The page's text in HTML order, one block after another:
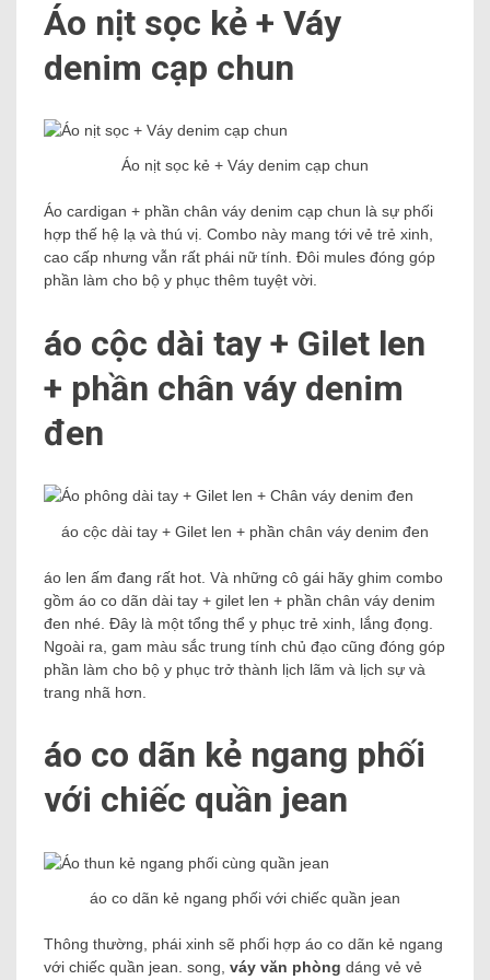
Áo nịt sọc kẻ + Váy
denim cạp chun
Áo nịt sọc kẻ + Váy denim cạp chun
Áo cardigan + phần chân váy denim cạp chun là sự phối
hợp thế hệ lạ và thú vị. Combo này mang tới vẻ trẻ xinh,
cao cấp nhưng vẫn rất phái nữ tính. Đôi mules đóng góp
phần làm cho bộ y phục thêm tuyệt vời.
áo cộc dài tay + Gilet len ​​
+ phần chân váy denim
đen
áo cộc dài tay + Gilet len ​​+ phần chân váy denim đen
áo len ấm đang rất hot. Và những cô gái hãy ghim combo
gồm áo co dãn dài tay + gilet len ​​+ phần chân váy denim
đen nhé. Đây là một tổng thể y phục trẻ xinh, lắng đọng.
Ngoài ra, gam màu sắc trung tính chủ đạo cũng đóng góp
phần làm cho bộ y phục trở thành lịch lãm và lịch sự và
trang nhã hơn.
áo co dãn kẻ ngang phối
với chiếc quần jean
áo co dãn kẻ ngang phối với chiếc quần jean
Thông thường, phái xinh sẽ phối hợp áo co dãn kẻ ngang
với chiếc quần jean. song, váy văn phòng dáng vẻ vẻ